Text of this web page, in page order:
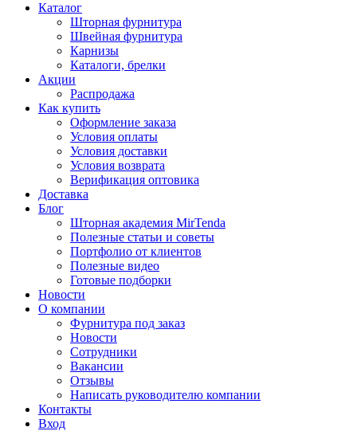
Каталог
Шторная фурнитура
Швейная фурнитура
Карнизы
Каталоги, брелки
Акции
Распродажа
Как купить
Оформление заказа
Условия оплаты
Условия доставки
Условия возврата
Верификация оптовика
Доставка
Блог
Шторная академия MirTenda
Полезные статьи и советы
Портфолио от клиентов
Полезные видео
Готовые подборки
Новости
О компании
Фурнитура под заказ
Новости
Сотрудники
Вакансии
Отзывы
Написать руководителю компании
Контакты
Вход